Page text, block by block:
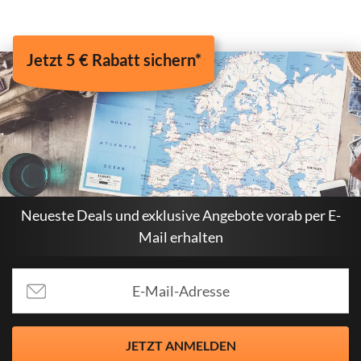
Jetzt 5 € Rabatt sichern*
Neueste Deals und exklusive Angebote vorab per E-
Mail erhalten
JETZT ANMELDEN